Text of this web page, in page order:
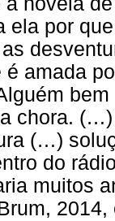
ela por
é amada
chora.
(…)
do
muitos